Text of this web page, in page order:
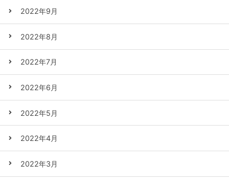
2022年9月
2022年8月
2022年7月
2022年6月
2022年5月
2022年4月
2022年3月